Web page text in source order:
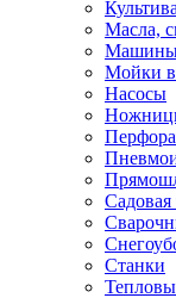
Масла,
Машины
Мойки
Насосы
Садовая
Станки